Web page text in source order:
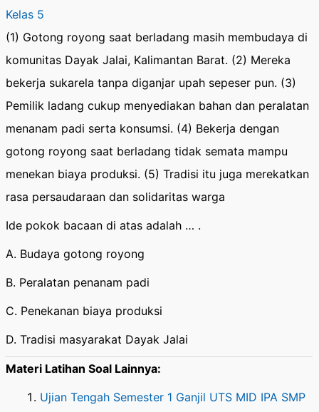
Kelas 5
(1) Gotong royong saat berladang masih membudaya di
komunitas Dayak Jalai, Kalimantan Barat. (2) Mereka
bekerja sukarela tanpa diganjar upah sepeser pun. (3)
Pemilik ladang cukup menyediakan bahan dan peralatan
menanam padi serta konsumsi. (4) Bekerja dengan
gotong royong saat berladang tidak semata mampu
menekan biaya produksi. (5) Tradisi itu juga merekatkan
rasa persaudaraan dan solidaritas warga
Ide pokok bacaan di atas adalah … .
A. Budaya gotong royong
B. Peralatan penanam padi
C. Penekanan biaya produksi
D. Tradisi masyarakat Dayak Jalai
Materi Latihan Soal Lainnya:
Ujian Tengah Semester 1 Ganjil UTS MID IPA SMP